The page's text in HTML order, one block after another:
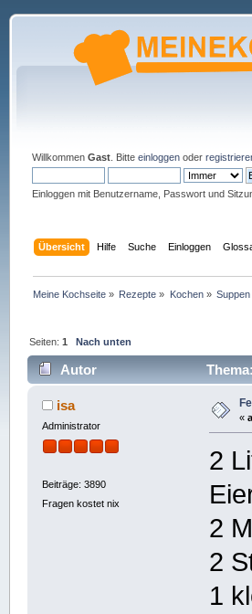
Willkommen Gast. Bitte einloggenoder
Einloggen mit Benutzername, Passwort und
Übersicht Hilfe Suche Einloggen
Meine Kochseite » Rezepte » Kochen»
Seiten:1 Nach unten
Autor
isa
Administrator
Beiträge: 3890
Fragen kostet nix
«
2
2
2
1